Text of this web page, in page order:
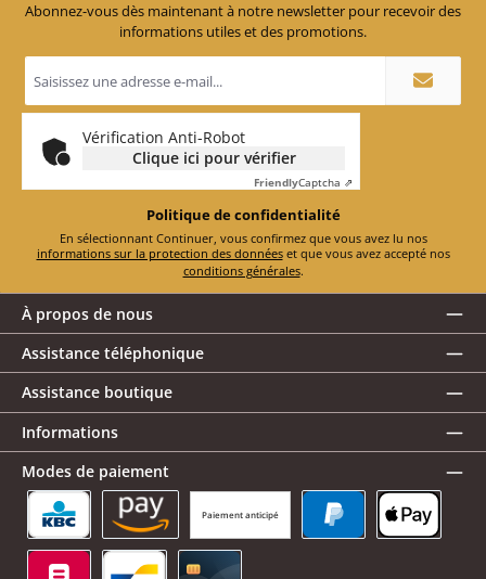
Abonnez-vous dès maintenant à notre newsletter pour recevoir des
informations utiles et des promotions.
e-
mail
*
Vérification Anti-Robot
Clique ici pour vérifier
FriendlyCaptcha ⇗
Politique de confidentialité
En sélectionnant Continuer, vous confirmez que vous avez lu nos
informations sur la protection des données
et que vous avez accepté nos
conditions générales.
À propos de nous
Assistance téléphonique
Assistance boutique
Informations
Modes de paiement
Paiement anticipé
KBC/CBC Payment Button
Amazon Pay